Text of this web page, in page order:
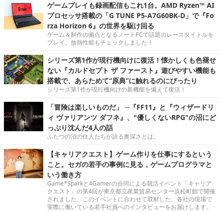
ゲームプレイも録画配信もこれ1台。AMD Ryzen™ AI
プロセッサ搭載の「G TUNE P5-A7G60BK-D」で『Fo
rza Horizon 6』の世界を駆け回る
ゲーム＆制作の拠点となるノートPCで話題のレースタイトルを
プレイ。放熱性能もチェックしました！
シリーズ第1作が現行機向けに復活！懐かしくも色褪せ
ない『カルドセプト ザ ファースト』遊びやすい機能も
搭載で、あらためて“原典”に触れるのにぴったり
シリーズ第1作が現行機向けの新機能を備えて復活！
「冒険は楽しいものだ」 ─『FF11』と『ウィザードリ
ィ ヴァリアンツ ダフネ』、"優しくないRPG"の沼にど
っぷり沈んだ4人の話
ふたつの沼の住人たちが語る奥深さとは。
【キャリアクエスト】ゲーム作りを仕事にするという
こと。セガの若手の事例に見る，ゲームプログラマと
いう働き方
Game*Sparkと4Gamerの合同による就活イベント「キャリア
クエスト」の第4回が東京都立産業貿易センター浜松町館で開催
されました。このイベントに合わせて取材した、各社の現場で
実際に働いている若手社員へのインタビューをお届けします。